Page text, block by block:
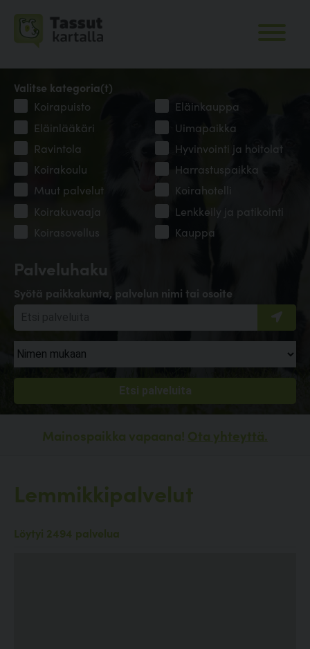
Palveluhaku
Syötä paikkakunta, palvelun nimi tai osoite
Valitse kategoria(t)
Koirapuisto
Eläinkauppa
Eläinlääkäri
Uimapaikka
Ravintola
Hyvinvointi ja hoitolat
Koirakoulu
Harrastuspaikka
Muut palvelut
Koirahotelli
Koirakuvaaja
Lenkkeily ja patikointi
Koirasovellus
Kauppa
Mainospaikka vapaana! Ota yhteyttä.
Lemmikkipalvelut
Löytyi 2494 palvelua